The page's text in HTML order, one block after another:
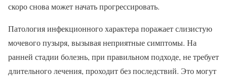
скоро снова может начать прогрессировать.
Патология инфекционного характера поражает слизистую
мочевого пузыря, вызывая неприятные симптомы. На
ранней стадии болезнь, при правильном подходе, не требует
длительного лечения, проходит без последствий. Это могут